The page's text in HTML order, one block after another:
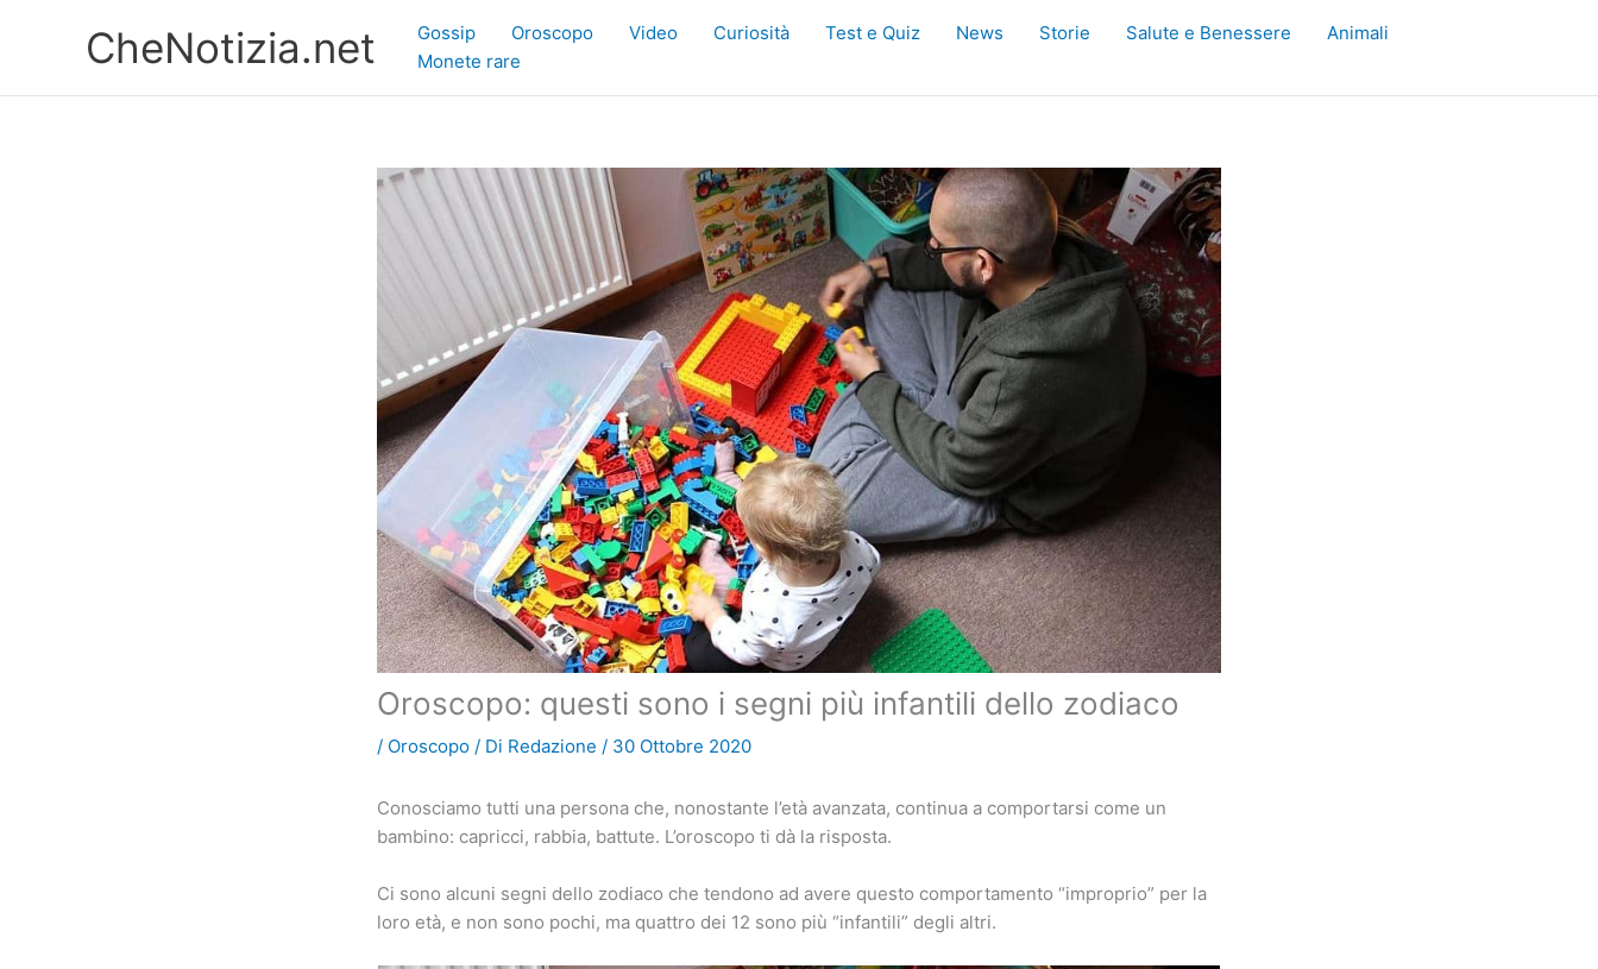
CheNotizia.net Gossip Oroscopo Video Curiosità Test e Quiz News Storie Salute e Benessere
Animali
Monete rare
Oroscopo: questi sono i segni più infantili dello zodiaco
/ Oroscopo / Di Redazione / 30 Ottobre 2020
Conosciamo tutti una persona che, nonostante l’età avanzata, continua a comportarsi come un
bambino: capricci, rabbia, battute. L’oroscopo ti dà la risposta.
Ci sono alcuni segni dello zodiaco che tendono ad avere questo comportamento “improprio” per la
loro età, e non sono pochi, ma quattro dei 12 sono più “infantili” degli altri.